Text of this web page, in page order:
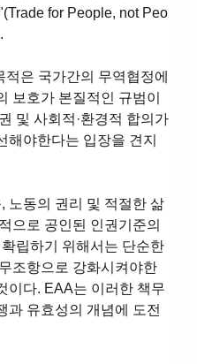
for People, not Peo
은 국가간의 무역협정에
보호가 본질적인 규범이
및 사회적·환경적 합의가
해야한다는 입장을 견지
노동의 권리 및 적절한 삶
으로 공인된 인권기준의
립하기 위해서는 단순한
조항으로 강화시켜야한
이다. EAA는 이러한 책무
과 유효성의 개념에 도전